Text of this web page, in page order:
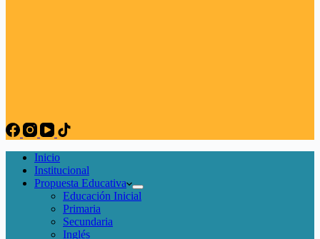
Inicio
Institucional
Propuesta Educativa
Educación Inicial
Primaria
Secundaria
Inglés